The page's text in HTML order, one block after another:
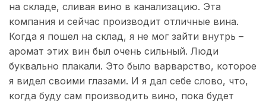
на складе, сливая вино в канализацию. Эта
компания и сейчас производит отличные вина.
Когда я пошел на склад, я не мог зайти внутрь –
аромат этих вин был очень сильный. Люди
буквально плакали. Это было варварство, которое
я видел своими глазами. И я дал себе слово, что,
когда буду сам производить вино, пока будет